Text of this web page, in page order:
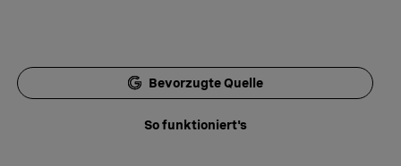
Bevorzugte Quelle
So funktioniert's